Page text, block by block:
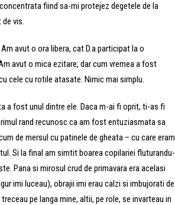
fiind sa-mi protejez degetele de la
vis.
avut o ora libera, cat D.a participat la o
avut o mica ezitare, dar cum vremea a fost
cele cu rotile atasate. Nimic mai simplu.
a fost unul dintre ele. Daca m-ai fi oprit, ti-as fi
rand recunosc ca am fost entuziasmata sa
de mersul cu patinele de gheata – cu care eram
Si la final am simtit boarea copilariei fluturandu-
Pana si mirosul crud de primavara era acelasi
imi luceau), obrajii imi erau calzi si imbujorati de
pe langa mine, altii, pe role, se invarteau in